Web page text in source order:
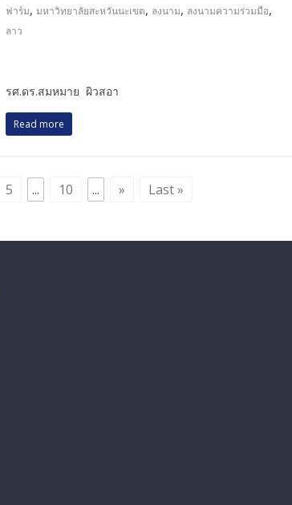
ฟาร์ม,มหาวิทยาลัยสะหวันนะเขต, ลงนาม, ลงนามความร่วมมือ,
ลาว
รศ.ดร.สมหมาย ผิวสอา
Read more
5 ... 10 ... » Last »